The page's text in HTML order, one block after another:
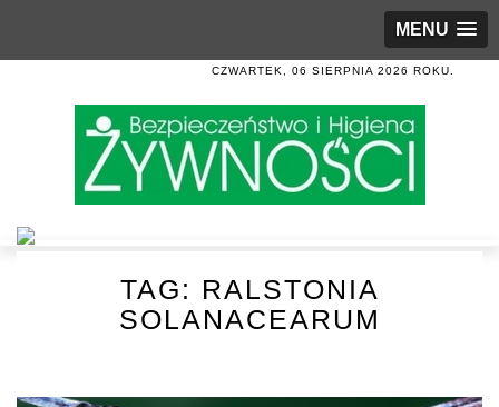
MENU
CZWARTEK, 06 SIERPNIA 2026 ROKU.
TAG: RALSTONIA
SOLANACEARUM